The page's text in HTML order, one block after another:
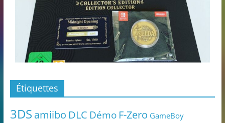
Étiquettes
3DS amiibo DLC Démo F-Zero GameBoy